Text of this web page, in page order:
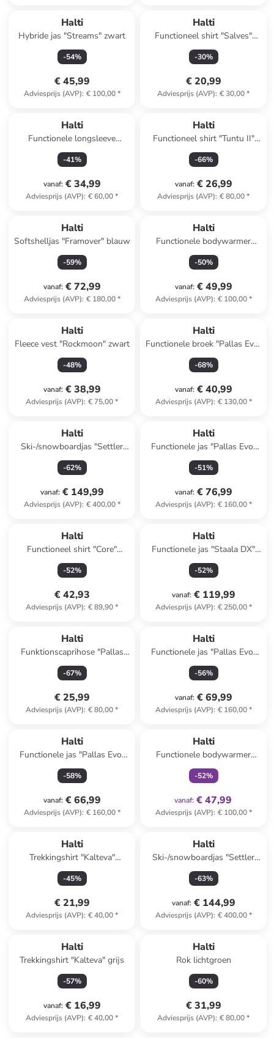
Halti
Hybride jas "Streams" zwart
-54%
€ 45,99
Adviesprijs (AVP): € 100,00*
Halti
Functioneel shirt "Salves"
rood
-30%
€ 20,99
Adviesprijs (AVP): € 30,00*
Halti
Functionele longsleeve
"Jaako" blauw
-41%
vanaf: € 34,99
Adviesprijs (AVP): € 60,00*
Halti
Functioneel shirt "Tuntu II"
grijs
-66%
vanaf: € 26,99
Adviesprijs (AVP): € 80,00*
Halti
Softshelljas "Framover" blauw
-59%
vanaf: € 72,99
Adviesprijs (AVP): € 180,00*
Halti
Functionele bodywarmer
"Pallas Evo" paars
-50%
vanaf: € 49,99
Adviesprijs (AVP): € 100,00*
Halti
Fleece vest "Rockmoon" zwart
-48%
vanaf: € 38,99
Adviesprijs (AVP): € 75,00*
Halti
Functionele broek "Pallas Evo"
donkerblauw
-68%
vanaf: € 40,99
Adviesprijs (AVP): € 130,00*
Halti
Ski-/snowboardjas "Settler
DX" paars
-62%
vanaf: € 149,99
Adviesprijs (AVP): € 400,00*
Halti
Functionele jas "Pallas Evo"
grijs
-51%
vanaf: € 76,99
Adviesprijs (AVP): € 160,00*
Halti
Functioneel shirt "Core"
blauw/donkerblauw
-52%
€ 42,93
Adviesprijs (AVP): € 89,90*
Halti
Functionele jas "Staala DX"
donkerblauw
-52%
vanaf: € 119,99
Adviesprijs (AVP): € 250,00*
Halti
Funktionscaprihose "Pallas
Cool" blauw
-67%
€ 25,99
Adviesprijs (AVP): € 80,00*
Halti
Functionele jas "Pallas Evo"
paars
-56%
vanaf: € 69,99
Adviesprijs (AVP): € 160,00*
Halti
Functionele jas "Pallas Evo"
zwart
-58%
vanaf: € 66,99
Adviesprijs (AVP): € 160,00*
Halti
Functionele bodywarmer
"Pallas Evo" zwart
-52%
vanaf: € 47,99
Adviesprijs (AVP): € 100,00*
Halti
Trekkingshirt "Kalteva"
olijfgroen
-45%
€ 21,99
Adviesprijs (AVP): € 40,00*
Halti
Ski-/snowboardjas "Settler
DX" beige
-63%
vanaf: € 144,99
Adviesprijs (AVP): € 400,00*
Halti
Trekkingshirt "Kalteva" grijs
-57%
vanaf: € 16,99
Adviesprijs (AVP): € 40,00*
Halti
Rok lichtgroen
-60%
€ 31,99
Adviesprijs (AVP): € 80,00*